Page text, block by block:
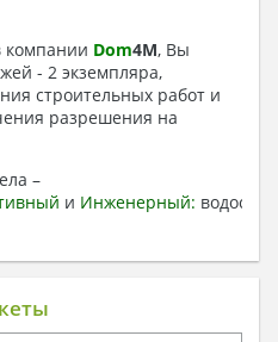
компании Dom4M, Вы
- 2 экземпляра,
строительных работ и
разрешения на
–
и Инженерный:
за дополнительную